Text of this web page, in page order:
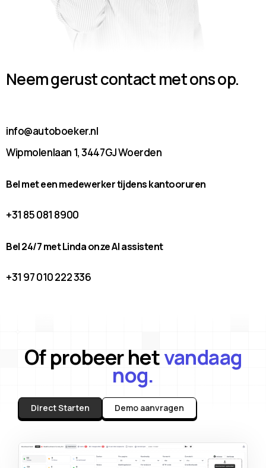
Neem gerust contact met ons op.
info@autoboeker.nl
Wipmolenlaan 1, 3447GJ Woerden
Bel met een medewerker tijdens kantooruren
+31 85 081 8900
Bel 24/7 met Linda onze AI assistent
+31 97 010 222 336
Of probeer hetvandaag
nog.
Direct Starten Demo aanvragen